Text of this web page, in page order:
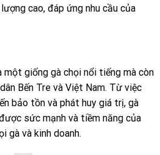
cao, đáp ứng nhu cầu của
một giống gà chọi nổi tiếng mà còn
Bến Tre và Việt Nam. Từ việc
bảo tồn và phát huy giá trị, gà
sức mạnh và tiềm năng của
gà và kinh doanh.